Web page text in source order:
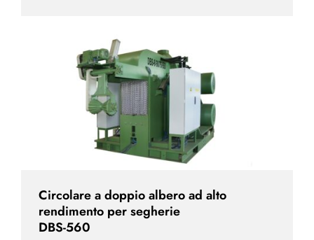
Circolare a doppio albero ad alto
rendimento per segherie
DBS-560